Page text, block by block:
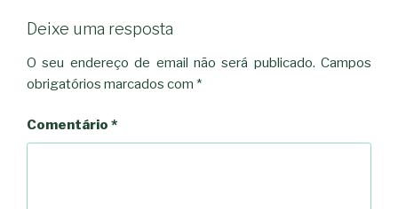
Deixe uma resposta
O seu endereço de email não será publicado. Campos
obrigatórios marcados com *
Comentário *